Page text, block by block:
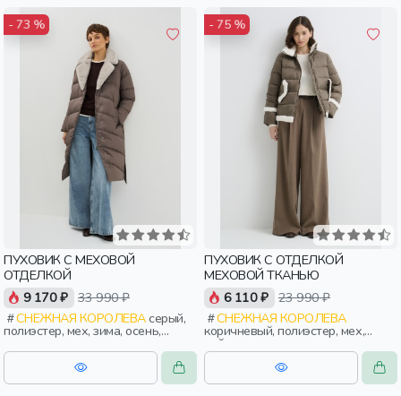
- 73 %
ПУХОВИК С МЕХОВОЙ
ОТДЕЛКОЙ
9 170 ₽ 33 990 ₽
СНЕЖНАЯ КОРОЛЕВАсерый,
полиэстер, мех, зима, осень,
россия, прямые, застежка,
утепленные, стеганые, кнопки,
прорези, карман, воротник, пояс,
женщины, взрослые
- 75 %
ПУХОВИК С ОТДЕЛКОЙ
МЕХОВОЙ ТКАНЬЮ
6 110 ₽ 23 990 ₽
СНЕЖНАЯ КОРОЛЕВА
коричневый, полиэстер, мех,
нейлон, зима, осень, россия,
прямые, короткие, застежка,
утепленные, стеганые, ворот,
прорези, карман, воротник,